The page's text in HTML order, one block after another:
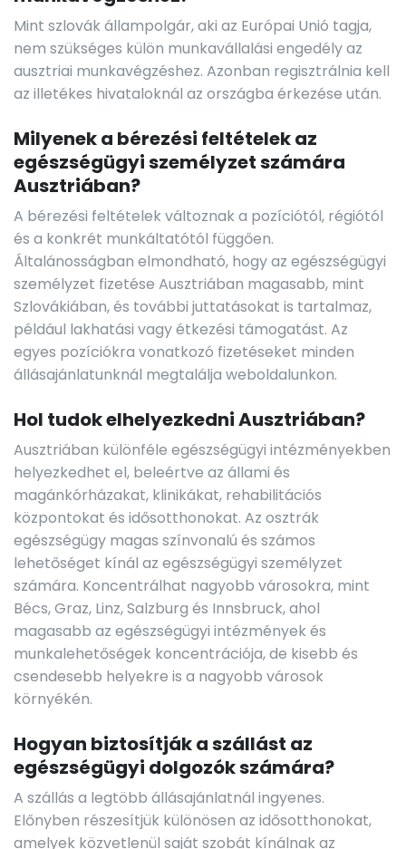
Mint szlovák állampolgár, aki az Európai Unió tagja,
nem szükséges külön munkavállalási engedély az
ausztriai munkavégzéshez. Azonban regisztrálnia kell
az illetékes hivataloknál az országba érkezése után.
Milyenek a bérezési feltételek az
egészségügyi személyzet számára
Ausztriában?
A bérezési feltételek változnak a pozíciótól, régiótól
és a konkrét munkáltatótól függően.
Általánosságban elmondható, hogy az egészségügyi
személyzet fizetése Ausztriában magasabb, mint
Szlovákiában, és további juttatásokat is tartalmaz,
például lakhatási vagy étkezési támogatást. Az
egyes pozíciókra vonatkozó fizetéseket minden
állásajánlatunknál megtalálja weboldalunkon.
Hol tudok elhelyezkedni Ausztriában?
Ausztriában különféle egészségügyi intézményekben
helyezkedhet el, beleértve az állami és
magánkórházakat, klinikákat, rehabilitációs
központokat és idősotthonokat. Az osztrák
egészségügy magas színvonalú és számos
lehetőséget kínál az egészségügyi személyzet
számára. Koncentrálhat nagyobb városokra, mint
Bécs, Graz, Linz, Salzburg és Innsbruck, ahol
magasabb az egészségügyi intézmények és
munkalehetőségek koncentrációja, de kisebb és
csendesebb helyekre is a nagyobb városok
környékén.
Hogyan biztosítják a szállást az
egészségügyi dolgozók számára?
A szállás a legtöbb állásajánlatnál ingyenes.
Előnyben részesítjük különösen az idősotthonokat,
amelyek közvetlenül saját szobát kínálnak az